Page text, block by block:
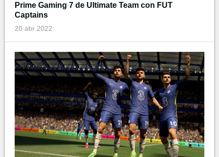
Prime Gaming 7 de Ultimate Team con FUT
Captains
20 abr 2022